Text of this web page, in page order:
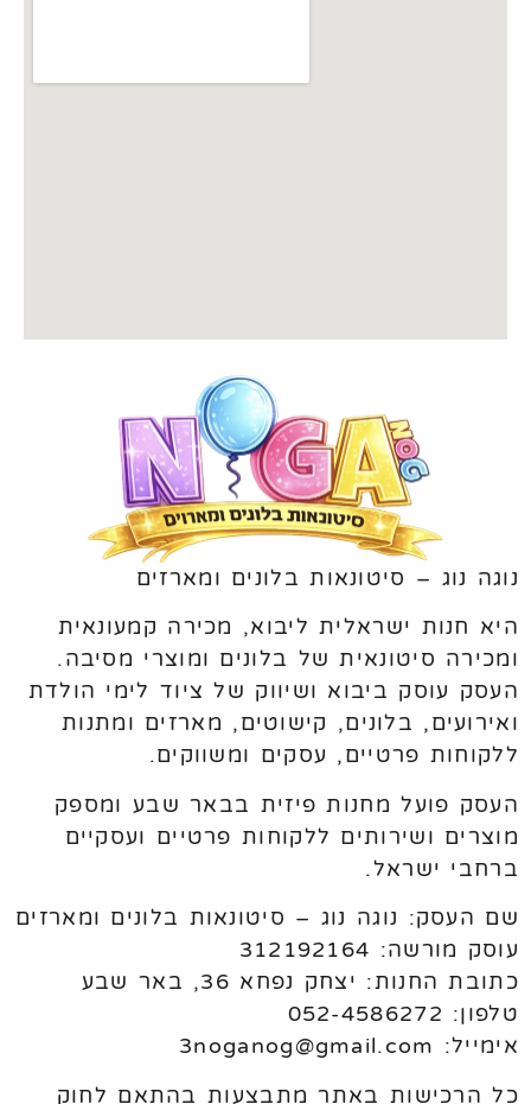
נוגה נוג – סיטונאות בלונים ומארזים
היא חנות ישראלית ליבוא, מכירה קמעונאית
ומכירה סיטונאית של בלונים ומוצרי מסיבה.
העסק עוסק ביבוא ושיווק של ציוד לימי הולדת
ואירועים, בלונים, קישוטים, מארזים ומתנות
ללקוחות פרטיים, עסקים ומשווקים.
העסק פועל מחנות פיזית בבאר שבע ומספק
מוצרים ושירותים ללקוחות פרטיים ועסקיים
ברחבי ישראל.
שם העסק: נוגה נוג – סיטונאות בלונים ומארזים
עוסק מורשה: 312192164
כתובת החנות: יצחק נפחא 36, באר שבע
טלפון: 052-4586272
אימייל: 3noganog@gmail.com
כל הרכישות באתר מתבצעות בהתאם לחוק